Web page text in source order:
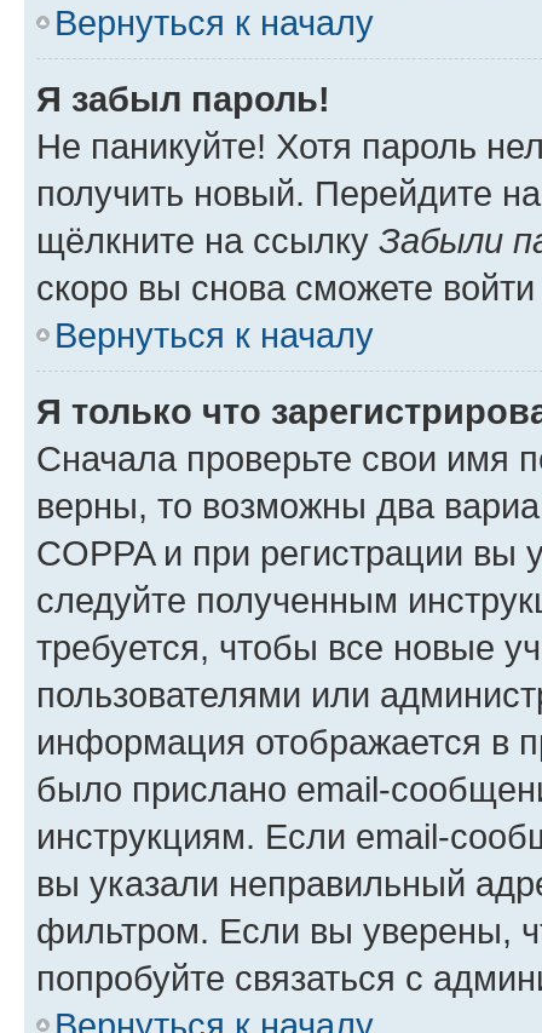
Вернуться к началу
Я забыл пароль!
Не паникуйте! Хотя пароль
получить новый. Перейдите
щёлкните на ссылку Забыли
скоро вы снова сможете
Вернуться к началу
Я только что
Сначала проверьте свои имя
верны, то возможны два
COPPA и при регистрации вы
следуйте полученным
требуется, чтобы все новые
пользователями или
информация отображается в
было прислано email-
инструкциям. Если email-
вы указали неправильный
фильтром. Если вы уверены,
попробуйте связаться с
Вернуться к началу